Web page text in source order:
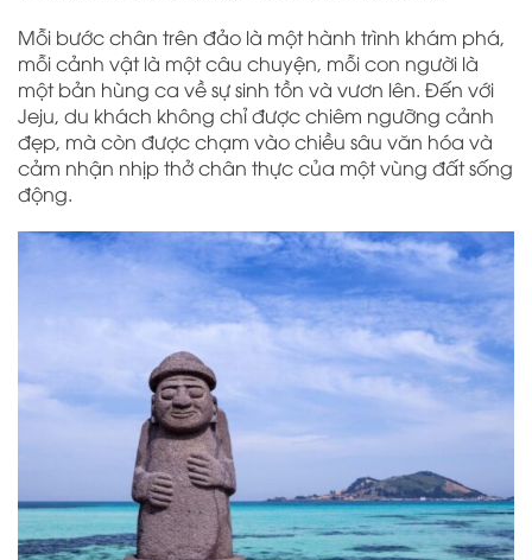
Mỗi bước chân trên đảo là một hành trình khám phá,
mỗi cảnh vật là một câu chuyện, mỗi con người là
một bản hùng ca về sự sinh tồn và vươn lên. Đến với
Jeju, du khách không chỉ được chiêm ngưỡng cảnh
đẹp, mà còn được chạm vào chiều sâu văn hóa và
cảm nhận nhịp thở chân thực của một vùng đất sống
động.